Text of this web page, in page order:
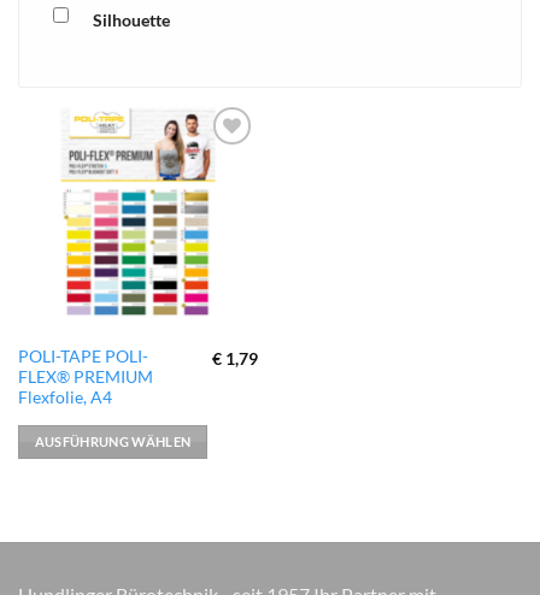
Silhouette
zur
Wunschliste
hinzufügen
POLI-TAPE POLI-
FLEX® PREMIUM
Flexfolie, A4
€ 1,79
AUSFÜHRUNG WÄHLEN
Dieses
Produkt
weist
mehrere
Varianten